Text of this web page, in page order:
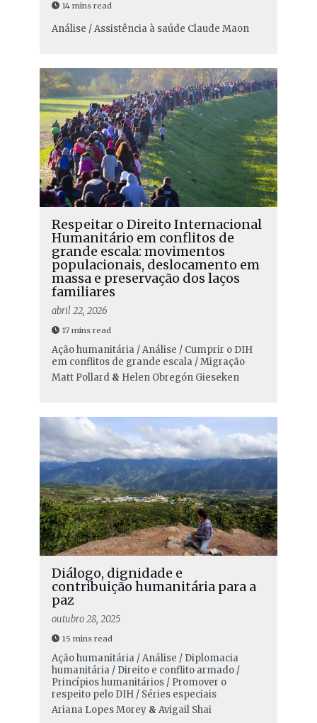
14 mins read
Análise / Assistência à saúde Claude Maon
Respeitar o Direito Internacional
Humanitário em conflitos de
grande escala: movimentos
populacionais, deslocamento em
massa e preservação dos laços
familiares
abril 22, 2026
17 mins read
Ação humanitária / Análise / Cumprir o DIH
em conflitos de grande escala / Migração
Matt Pollard& Helen Obregón Gieseken
Diálogo, dignidade e
contribuição humanitária para a
paz
outubro 28, 2025
15 mins read
Ação humanitária / Análise / Diplomacia
humanitária / Direito e conflito armado /
Princípios humanitários / Promover o
respeito pelo DIH / Séries especiais
Ariana Lopes Morey& Avigail Shai